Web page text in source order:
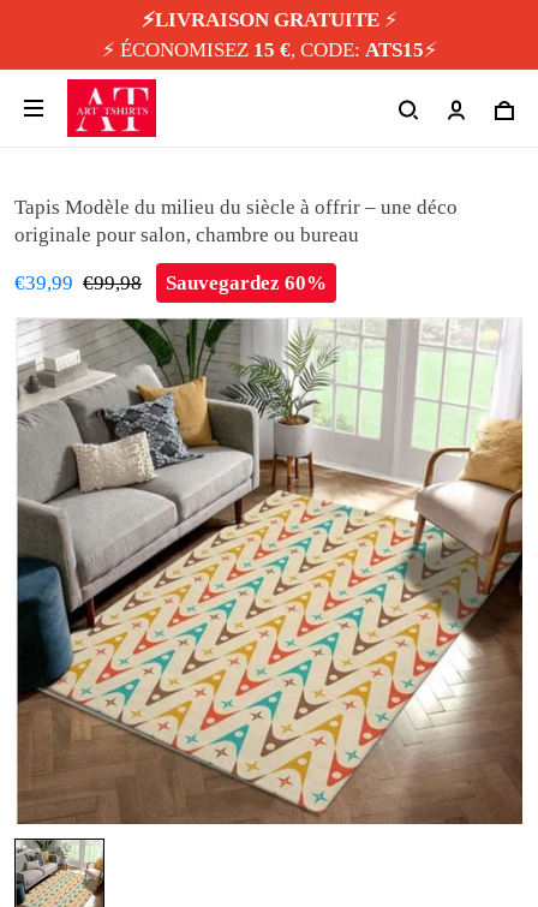
⚡️LIVRAISON GRATUITE⚡️
⚡️ ÉCONOMISEZ 15 €, CODE: ATS15⚡️
Tapis Modèle du milieu du siècle à offrir – une déco
originale pour salon, chambre ou bureau
€39,99 €99,98 Sauvegardez 60%